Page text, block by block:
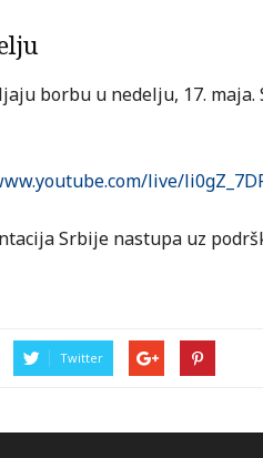
borbu u nedelju, 17. maja.
live/
Srbije nastupa uz
Twitter